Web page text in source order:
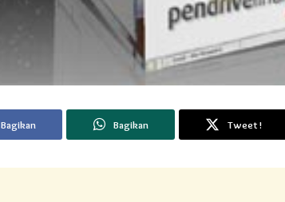
Bagikan Bagikan Tweet !